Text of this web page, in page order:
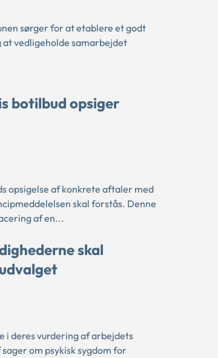
sørger for at etablere et godt
vedligeholde samarbejdet
botilbud opsiger
opsigelse af konkrete aftaler med
skal forstås. Denne
af en...
skal
i deres vurdering af arbejdets
om psykisk sygdom for